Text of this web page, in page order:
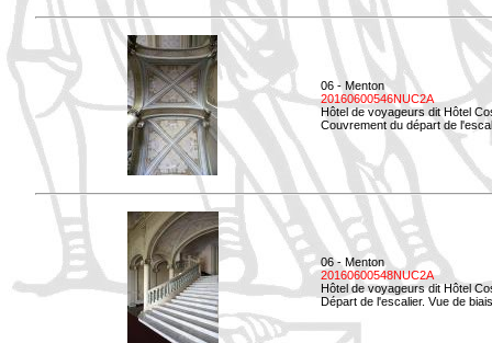
06 - Menton
20160600546NUC2A
Hôtel de voyageurs dit Hôtel
Couvrement du départ de
06 - Menton
20160600548NUC2A
Hôtel de voyageurs dit Hôtel
Départ de l'escalier. Vue de